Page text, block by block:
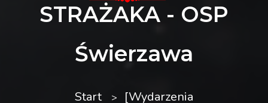
STRAŻAKA - OSP
Świerzawa
Start [Wydarzenia